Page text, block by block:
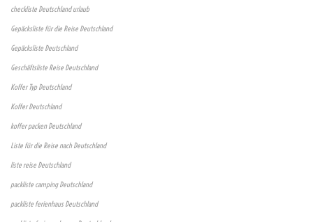
checkliste Deutschland urlaub
Gepäcksliste für die Reise Deutschland
Gepäcksliste Deutschland
Geschäftsliste Reise Deutschland
Koffer Typ Deutschland
Koffer Deutschland
koffer packen Deutschland
Liste für die Reise nach Deutschland
liste reise Deutschland
packliste camping Deutschland
packliste ferienhaus Deutschland